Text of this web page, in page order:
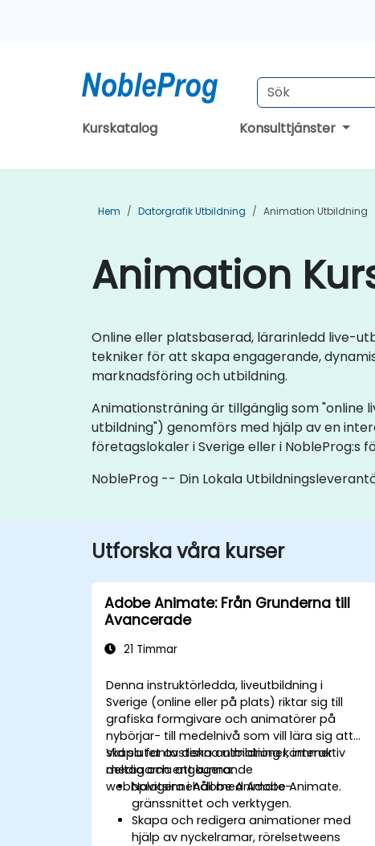
Kurskatalog Konsulttjänster
Hem Datorgrafik Utbildning Animation Utbildning
Animation
Online eller platsbaserad, lärarinledd live-
tekniker för att skapa engagerande,
marknadsföring och utbildning.
Animationsträning är tillgänglig som "online
utbildning") genomförs med hjälp av en
företagslokaler i Sverige eller i NobleProg:s
NobleProg -- Din Lokala
Utforska våra kurser
Adobe Animate: Från Grunderna till
Avancerade
21 Timmar
Denna instruktörledda, liveutbildning i
Sverige (online eller på plats) riktar sig till
grafiska formgivare och animatörer på
nybörjar- till medelnivå som vill lära sig att
skapa fantastiska animationer, interaktiv
media och engagerande
webbplatsinnehåll med Adobe Animate.
Vid slutet av denna utbildning kommer
deltagarna att kunna:
Navigera i Adobe Animate-
gränssnittet och verktygen.
Skapa och redigera animationer med
hjälp av nyckelramar, rörelsetweens